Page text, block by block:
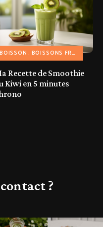
& MILKSHAKE
BOISSON BOISSONS FRAICHES
Recette de Smoothie
Kiwi en 5 minutes
?